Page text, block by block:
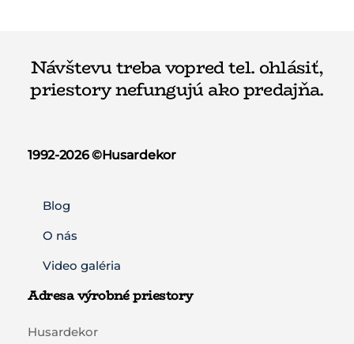
Návštevu treba vopred tel. ohlásiť,
priestory nefungujú ako predajňa.
1992-2026 ©️Husardekor
Blog
O nás
Video galéria
Adresa výrobné priestory
Husardekor